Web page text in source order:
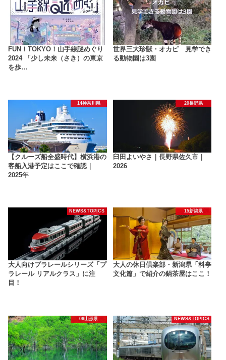
FUN！TOKYO！山手線謎めぐり
2024 「少し未来（さき）の東京
を歩…
世界三大珍獣・オカピ 見学でき
る動物園は3園
14神奈川県
【クルーズ船全盛時代】横浜港の
客船入港予定はここで確認｜
2025年
20長野県
臼田よいやさ｜長野県佐久市｜
2026
NEWS&TOPICS
大人向けプラレールシリーズ「プ
ラレール リアルクラス」に注
目！
15新潟県
大人の休日倶楽部・新潟県「料亭
文化篇」で紹介の鍋茶屋はここ！
06山形県 NEWS&TOPICS